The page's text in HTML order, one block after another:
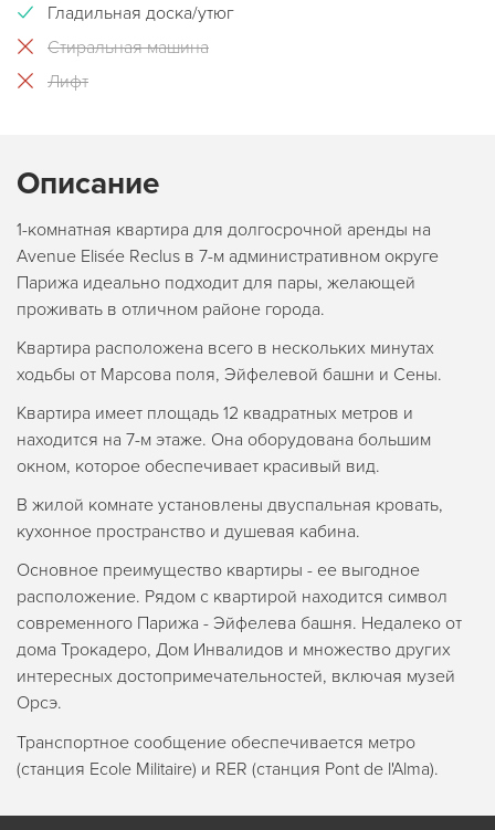
Гладильная доска/утюг
Стиральная машина
Лифт
Описание
1-комнатная квартира для долгосрочной аренды на
Avenue Elisée Reclus в 7-м административном округе
Парижа идеально подходит для пары, желающей
проживать в отличном районе города.
Квартира расположена всего в нескольких минутах
ходьбы от Марсова поля, Эйфелевой башни и Сены.
Квартира имеет площадь 12 квадратных метров и
находится на 7-м этаже. Она оборудована большим
окном, которое обеспечивает красивый вид.
В жилой комнате установлены двуспальная кровать,
кухонное пространство и душевая кабина.
Основное преимущество квартиры - ее выгодное
расположение. Рядом с квартирой находится символ
современного Парижа - Эйфелева башня. Недалеко от
дома Трокадеро, Дом Инвалидов и множество других
интересных достопримечательностей, включая музей
Орсэ.
Транспортное сообщение обеспечивается метро
(станция Ecole Militaire) и RER (станция Pont de l'Alma).